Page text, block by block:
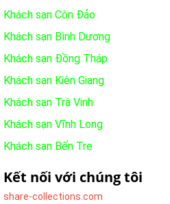
Khách sạn Côn Đảo
Khách sạn Bình Dương
Khách sạn Đồng Tháp
Khách sạn Kiên Giang
Khách sạn Trà Vinh
Khách sạn Vĩnh Long
Khách sạn Bến Tre
Kết nối với chúng tôi
share-collections.com